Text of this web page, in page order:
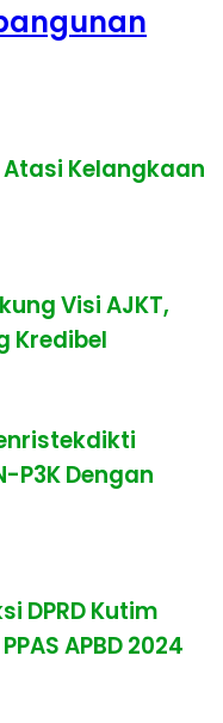
Kelangkaan
Visi AJKT,
Kredibel
P3K Dengan
DPRD Kutim
APBD 2024